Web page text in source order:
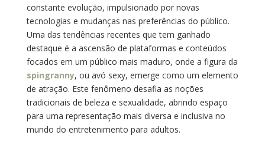
constante evolução, impulsionado por novas
tecnologias e mudanças nas preferências do público.
Uma das tendências recentes que tem ganhado
destaque é a ascensão de plataformas e conteúdos
focados em um público mais maduro, onde a figura da
spingranny, ou avó sexy, emerge como um elemento
de atração. Este fenômeno desafia as noções
tradicionais de beleza e sexualidade, abrindo espaço
para uma representação mais diversa e inclusiva no
mundo do entretenimento para adultos.